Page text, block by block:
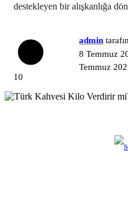
destekleyen bir alışkanlığa
admin
8 Temmuz
Temmuz
10